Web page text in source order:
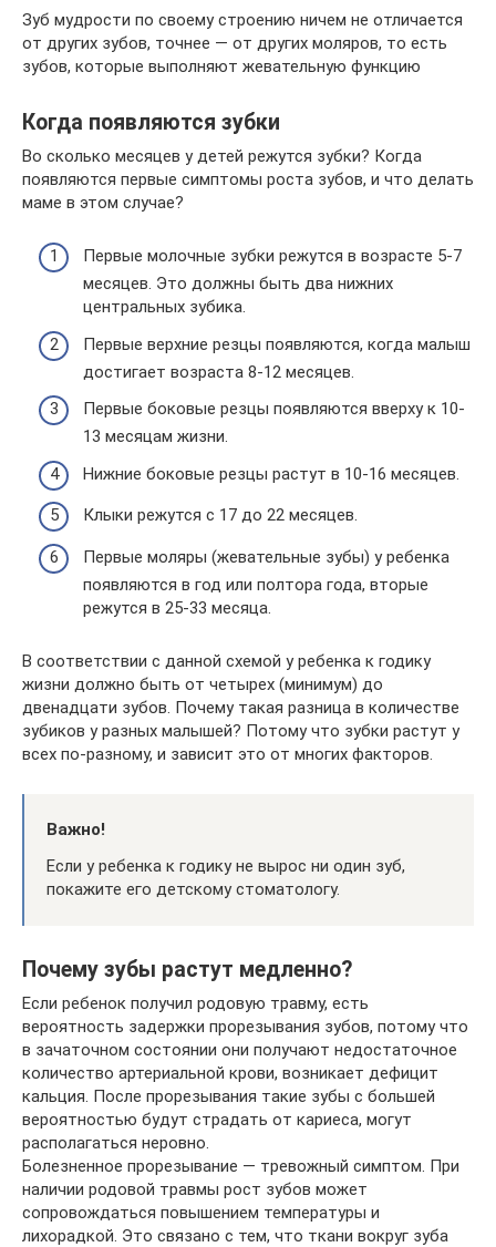
Зуб мудрости по своему строению ничем не отличается
от других зубов, точнее — от других моляров, то есть
зубов, которые выполняют жевательную функцию
Когда появляются зубки
Во сколько месяцев у детей режутся зубки? Когда
появляются первые симптомы роста зубов, и что делать
маме в этом случае?
Первые молочные зубки режутся в возрасте 5-7
месяцев. Это должны быть два нижних
центральных зубика.
Первые верхние резцы появляются, когда малыш
достигает возраста 8-12 месяцев.
Первые боковые резцы появляются вверху к 10-
13 месяцам жизни.
Нижние боковые резцы растут в 10-16 месяцев.
Клыки режутся с 17 до 22 месяцев.
Первые моляры (жевательные зубы) у ребенка
появляются в год или полтора года, вторые
режутся в 25-33 месяца.
В соответствии с данной схемой у ребенка к годику
жизни должно быть от четырех (минимум) до
двенадцати зубов. Почему такая разница в количестве
зубиков у разных малышей? Потому что зубки растут у
всех по-разному, и зависит это от многих факторов.
Важно!
Если у ребенка к годику не вырос ни один зуб,
покажите его детскому стоматологу.
Почему зубы растут медленно?
Если ребенок получил родовую травму, есть
вероятность задержки прорезывания зубов, потому что
в зачаточном состоянии они получают недостаточное
количество артериальной крови, возникает дефицит
кальция. После прорезывания такие зубы с большей
вероятностью будут страдать от кариеса, могут
располагаться неровно.
Болезненное прорезывание — тревожный симптом. При
наличии родовой травмы рост зубов может
сопровождаться повышением температуры и
лихорадкой. Это связано с тем, что ткани вокруг зуба